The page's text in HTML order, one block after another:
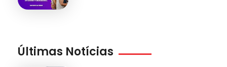
Últimas Notícias